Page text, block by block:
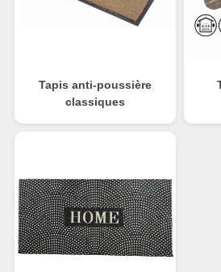
Tapis anti-poussière
classiques